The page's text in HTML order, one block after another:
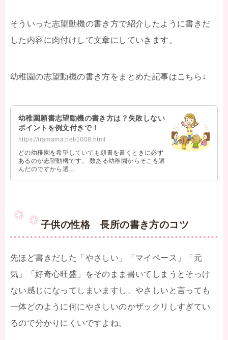
そういった志望動機の書き方で紹介したように書きだ
した内容に肉付けして文章にしていきます。
幼稚園の志望動機の書き方をまとめた記事はこちら↓
幼稚園願書志望動機の書き方は？失敗しない
ポイントを例文付きで！
https://iramama.net/1008.html
どの幼稚園を希望していても願書を書くときに必ず
あるのが志望動機です。 数ある幼稚園からそこを選
んだのですから選…
子供の性格 長所の書き方のコツ
先ほど書きだした「やさしい」「マイペース」「元
気」「好奇心旺盛」をそのまま書いてしまうとそっけ
ない感じになってしまいますし、やさしいと言っても
一体どのように何にやさしいのかザックリしすぎてい
るので分かりにくいですよね。